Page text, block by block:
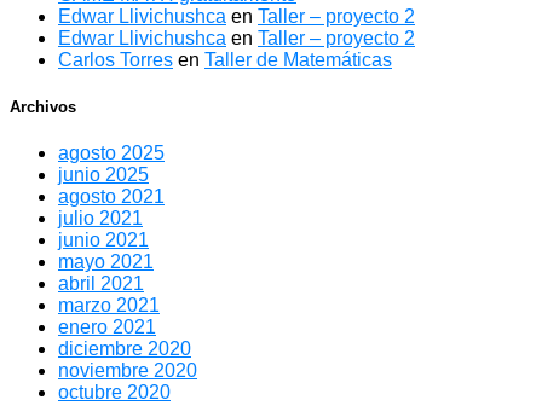
Edwar Llivichushca en Taller – proyecto 2
Edwar Llivichushca en Taller – proyecto 2
Carlos Torres en Taller de Matemáticas
Archivos
agosto 2025
junio 2025
agosto 2021
julio 2021
junio 2021
mayo 2021
abril 2021
marzo 2021
enero 2021
diciembre 2020
noviembre 2020
octubre 2020